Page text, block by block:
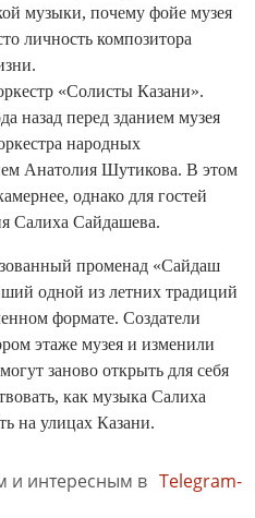
музыки, почему фойе музея
личность композитора
«Солисты Казани».
назад перед зданием музея
народных
Анатолия Шутикова. В этом
однако для гостей
Салиха Сайдашева.
променад «Сайдаш
одной из летних традиций
формате. Создатели
этаже музея и изменили
заново открыть для себя
как музыка Салиха
на улицах Казани.
и интересным в Telegram-